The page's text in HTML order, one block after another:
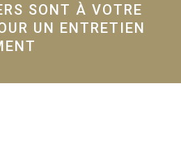
SONT À VOTRE
UN ENTRETIEN